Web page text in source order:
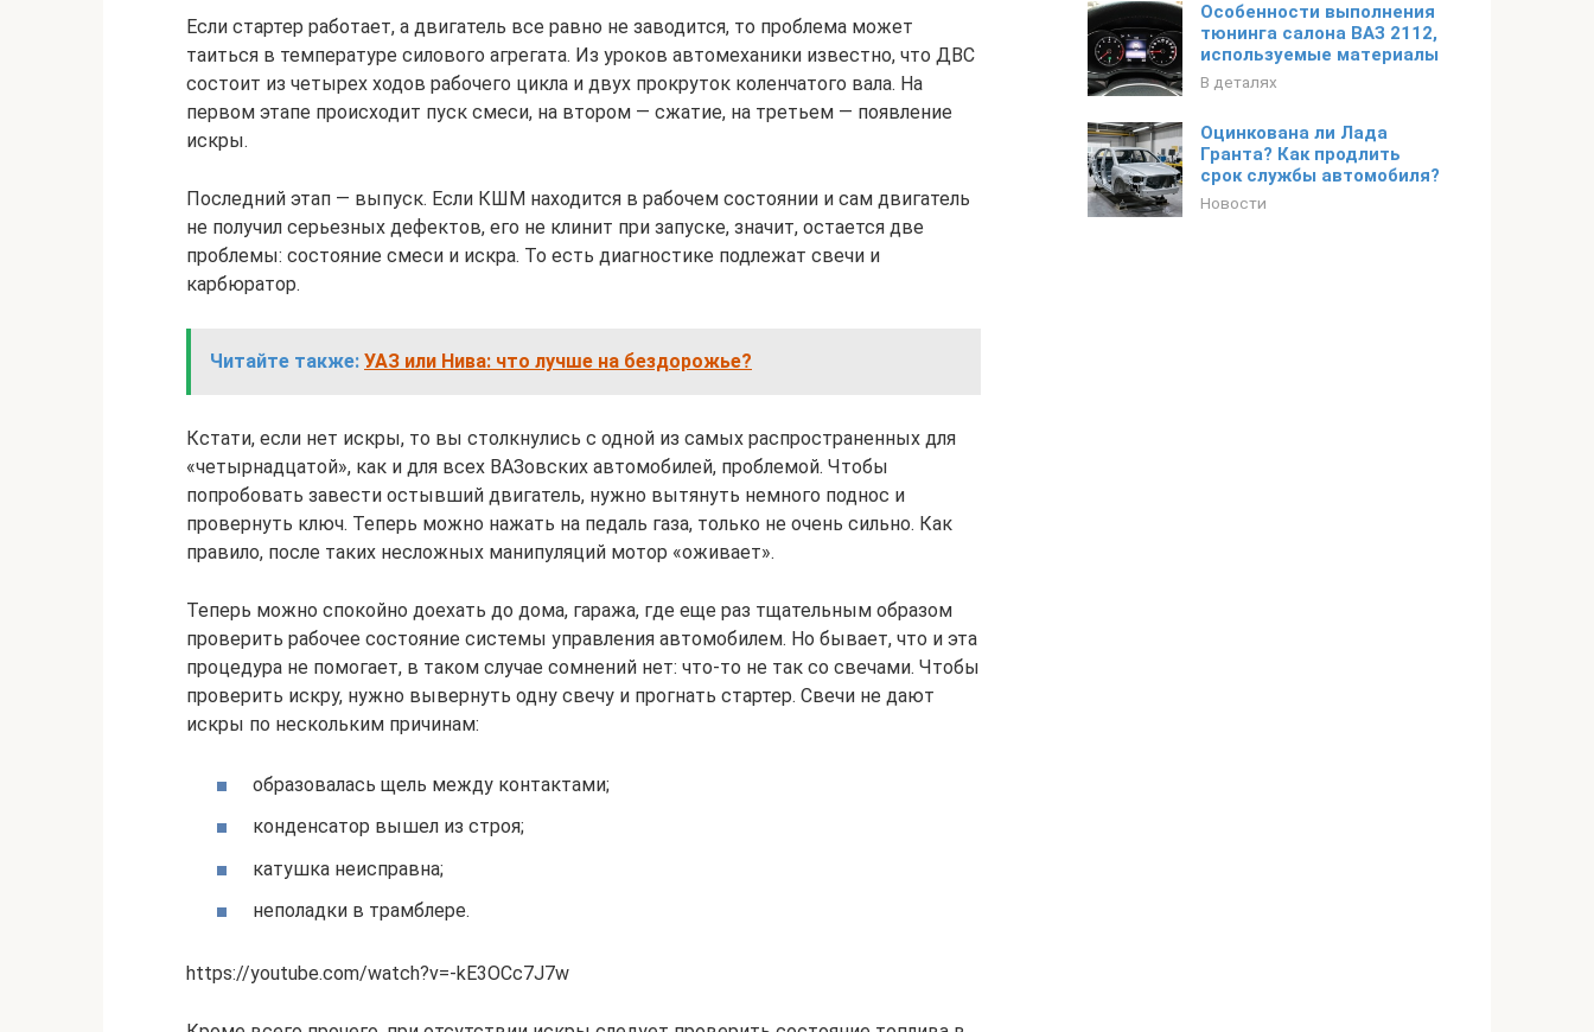
Если стартер работает, а двигатель все равно не заводится, то проблема может
таиться в температуре силового агрегата. Из уроков автомеханики известно, что ДВС
состоит из четырех ходов рабочего цикла и двух прокруток коленчатого вала. На
первом этапе происходит пуск смеси, на втором — сжатие, на третьем — появление
искры.
Последний этап — выпуск. Если КШМ находится в рабочем состоянии и сам двигатель
не получил серьезных дефектов, его не клинит при запуске, значит, остается две
проблемы: состояние смеси и искра. То есть диагностике подлежат свечи и
карбюратор.
Читайте также: УАЗ или Нива: что лучше на бездорожье?
Кстати, если нет искры, то вы столкнулись с одной из самых распространенных для
«четырнадцатой», как и для всех ВАЗовских автомобилей, проблемой. Чтобы
попробовать завести остывший двигатель, нужно вытянуть немного поднос и
провернуть ключ. Теперь можно нажать на педаль газа, только не очень сильно. Как
правило, после таких несложных манипуляций мотор «оживает».
Теперь можно спокойно доехать до дома, гаража, где еще раз тщательным образом
проверить рабочее состояние системы управления автомобилем. Но бывает, что и эта
процедура не помогает, в таком случае сомнений нет: что-то не так со свечами. Чтобы
проверить искру, нужно вывернуть одну свечу и прогнать стартер. Свечи не дают
искры по нескольким причинам:
образовалась щель между контактами;
конденсатор вышел из строя;
катушка неисправна;
неполадки в трамблере.
https://youtube.com/watch?v=-kE3OCc7J7w
Особенности выполнения
тюнинга салона ВАЗ 2112,
используемые материалы
В деталях
Оцинкована ли Лада
Гранта? Как продлить
срок службы автомобиля?
Новости